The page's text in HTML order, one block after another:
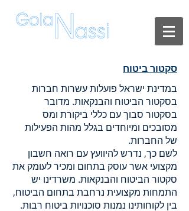
סקטור ביטוח
במדינת ישראל פועלות עשרות חברות
בסקטור הביטוח והבנקאות. מדובר
בסקטור סבוך עם כללי ביקורת ומס
מסובכים ומיוחדים בגלל מהות הפעילות
של החברות.
לשם כך, נדרש להיוועץ עם רואה חשבון
מקצועי אשר עוסק בתחום ומכיר לעומק את
סקטור הביטוח והבנקאות. משרדינו יש
התמחות מקצועית נרחבת בתחום הביטוח,
בין לקוחותינו נמנות סוכנויות ביטוח רבות.